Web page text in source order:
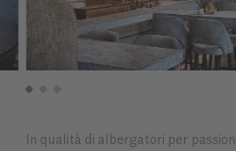
In qualità di albergatori per